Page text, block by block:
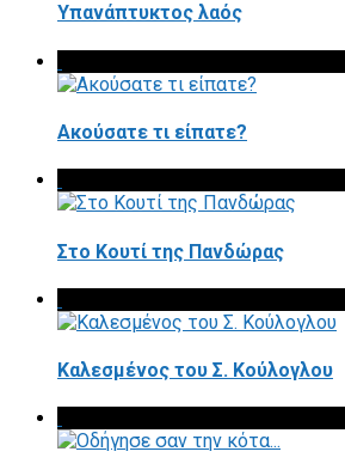
Υπανάπτυκτος λαός
Ακούσατε τι είπατε?
Στο Κουτί της Πανδώρας
Καλεσμένος του Σ. Κούλογλου